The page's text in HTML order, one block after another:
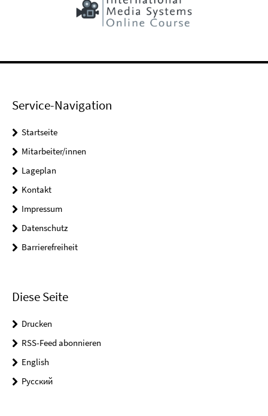
Service-Navigation
Startseite
Mitarbeiter/innen
Lageplan
Kontakt
Impressum
Datenschutz
Barrierefreiheit
Diese Seite
Drucken
RSS-Feed abonnieren
English
Pусский